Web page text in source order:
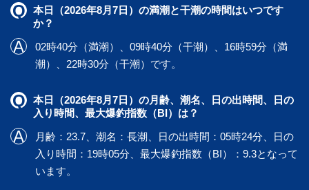
本日（2026年8月7日）の満潮と干潮の時間はいつです
か？
02時40分（満潮）、09時40分（干潮）、16時59分（満
潮）、22時30分（干潮）です。
本日（2026年8月7日）の月齢、潮名、日の出時間、日の
入り時間、最大爆釣指数（BI）は？
月齢：23.7、潮名：長潮、日の出時間：05時24分、日の
入り時間：19時05分、最大爆釣指数（BI）：9.3となって
います。